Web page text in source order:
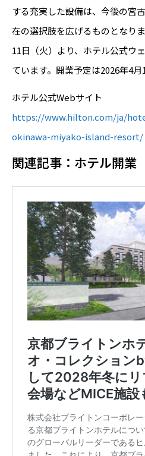
する充実した設備は、今後の宮
在の選択肢を広げるものとなり
11日（火）より、ホテル公式ウ
ています。開業予定は2026年4月
ホテル公式Webサイト
https://www.hilton.com/ja/
okinawa-miyako-island-resort/
関連記事：ホテル開業